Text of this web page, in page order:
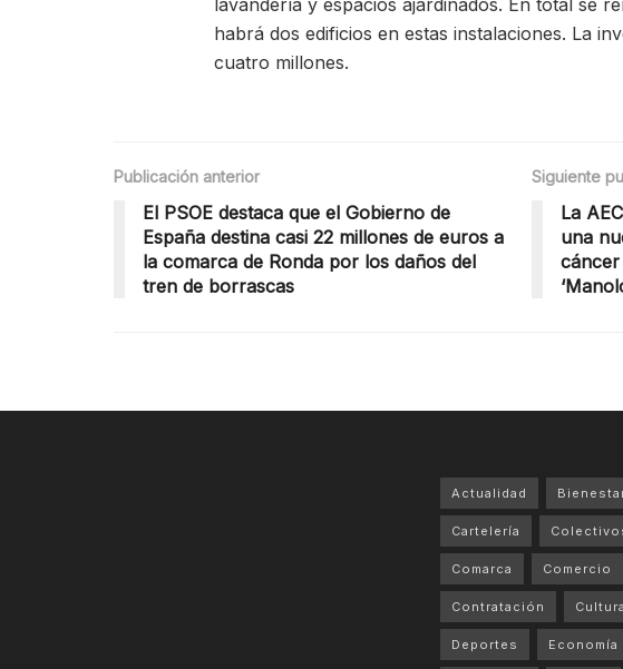
habrá dos edificios en estas instalaciones. La
cuatro millones.
Publicación anterior
El PSOE destaca que el Gobierno de
España destina casi 22 millones de euros a
la comarca de Ronda por los daños del
tren de borrascas
Siguiente
La
una
cáncer
Actualidad
Cartelería
Comarca Comercio
Contratación Cultura
Deportes Economía